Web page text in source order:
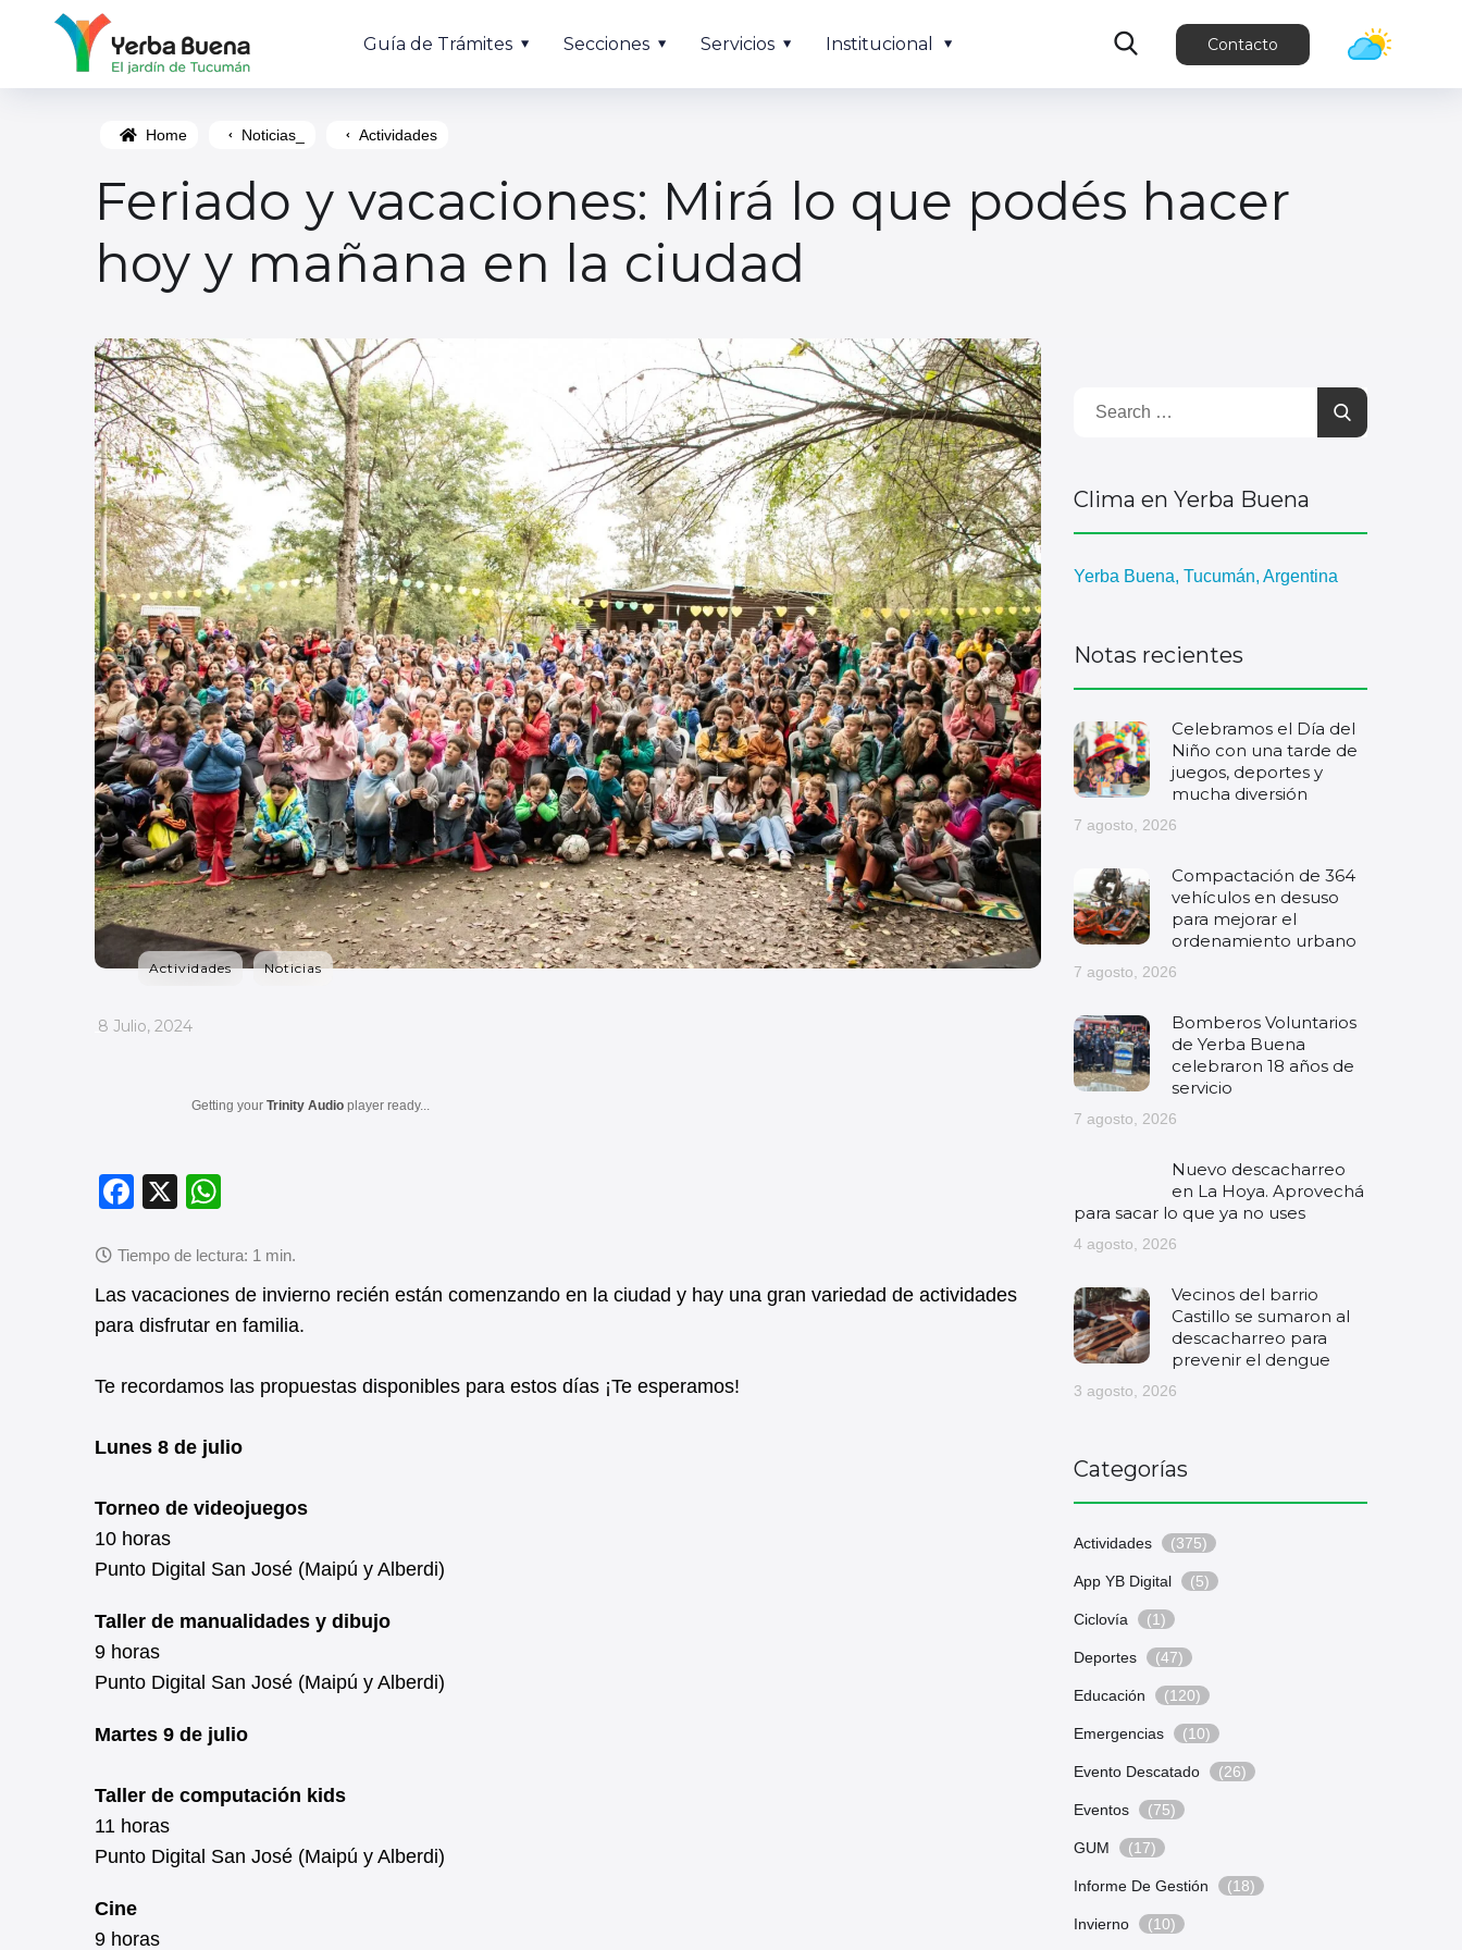
Guía de Trámites Secciones Servicios Institucional Contacto
Home Noticias_ Actividades
Feriado y vacaciones: Mirá lo que podés hacer
hoy y mañana en la ciudad
Actividades Noticias
_
8 Julio, 2024
Getting your Trinity Audio player ready...
F
c
e
b
o
k
X
at
s
A
p
Las vacaciones de invierno recién están comenzando en la ciudad y hay una gran variedad de actividades
para disfrutar en familia.
Te recordamos las propuestas disponibles para estos días ¡Te esperamos!
Lunes 8 de julio
Torneo de videojuegos
10 horas
Punto Digital San José (Maipú y Alberdi)
Taller de manualidades y dibujo
9 horas
Punto Digital San José (Maipú y Alberdi)
Martes 9 de julio
Taller de computación kids
11 horas
Punto Digital San José (Maipú y Alberdi)
Cine
9 horas
Clima en Yerba Buena
Yerba Buena, Tucumán, Argentina
Notas recientes
Celebramos el Día del
Niño con una tarde de
juegos, deportes y
mucha diversión
7 agosto, 2026
Compactación de 364
vehículos en desuso
para mejorar el
ordenamiento urbano
7 agosto, 2026
Bomberos Voluntarios
de Yerba Buena
celebraron 18 años de
servicio
7 agosto, 2026
Nuevo descacharreo
en La Hoya. Aprovechá
para sacar lo que ya no uses
4 agosto, 2026
Vecinos del barrio
Castillo se sumaron al
descacharreo para
prevenir el dengue
3 agosto, 2026
Categorías
Actividades (375)
App YB Digital (5)
Ciclovía (1)
Deportes (47)
Educación (120)
Emergencias (10)
Evento Descatado (26)
Eventos (75)
GUM (17)
Informe De Gestión (18)
Invierno (10)